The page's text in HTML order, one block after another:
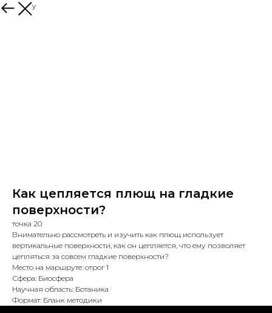
к каталогу
Как цепляется плющ на гладкие
поверхности?
точка 20
Внимательно рассмотреть и изучить как плющ использует
вертикальные поверхности, как он цепляется, что ему позволяет
цепляться за совсем гладкие поверхности?
Место на маршруте: отрог 1
Сфера: Биосфера
Научная область: Ботаника
Формат: Бланк методики